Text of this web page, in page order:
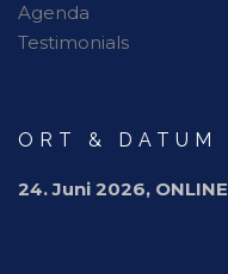
Agenda
Testimonials
ORT & DATUM
24. Juni 2026, ONLINE